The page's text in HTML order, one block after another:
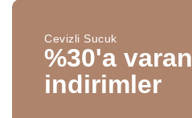
Cevizli Sucuk
%30'a varan
indirimler